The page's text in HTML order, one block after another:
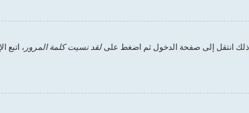
ذلك انتقل إلى صفحة الدخول ثم اضغط علىلقد نسيت كلمة المرور ،